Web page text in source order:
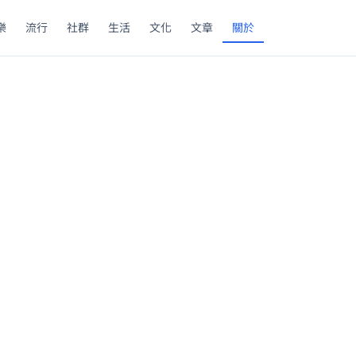
流行 社群 生活 文化 文章 關於